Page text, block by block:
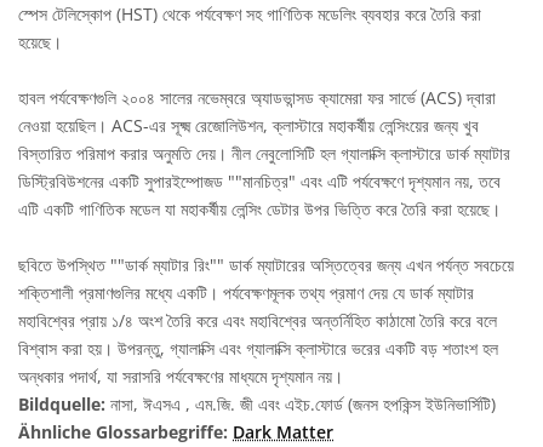
স্পেস টেলিস্কোপ (HST) থেকে পর্যবেক্ষণ সহ গাণিতিক মডেলিং ব্যবহার করে তৈরি করা
হয়েছে।
হাবল পর্যবেক্ষণগুলি ২০০৪ সালের নভেম্বরে অ্যাডভান্সড ক্যামেরা ফর সার্ভে (ACS) দ্বারা
নেওয়া হয়েছিল। ACS-এর সূক্ষ্ম রেজোলিউশন, ক্লাস্টারে মহাকর্ষীয় লেন্সিংয়ের জন্য খুব
বিস্তারিত পরিমাপ করার অনুমতি দেয়। নীল নেবুলোসিটি হল গ্যালাক্সি ক্লাস্টারে ডার্ক ম্যাটার
ডিস্ট্রিবিউশনের একটি সুপারইম্পোজড ""মানচিত্র" এবং এটি পর্যবেক্ষণে দৃশ্যমান নয়, তবে
এটি একটি গাণিতিক মডেল যা মহাকর্ষীয় লেন্সিং ডেটার উপর ভিত্তি করে তৈরি করা হয়েছে।
ছবিতে উপস্থিত ""ডার্ক ম্যাটার রিং"" ডার্ক ম্যাটারের অস্তিত্বের জন্য এখন পর্যন্ত সবচেয়ে
শক্তিশালী প্রমাণগুলির মধ্যে একটি। পর্যবেক্ষণমূলক তথ্য প্রমাণ দেয় যে ডার্ক ম্যাটার
মহাবিশ্বের প্রায় ১/৪ অংশ তৈরি করে এবং মহাবিশ্বের অন্তর্নিহিত কাঠামো তৈরি করে বলে
বিশ্বাস করা হয়। উপরন্তু, গ্যালাক্সি এবং গ্যালাক্সি ক্লাস্টারে ভরের একটি বড় শতাংশ হল
অন্ধকার পদার্থ, যা সরাসরি পর্যবেক্ষণের মাধ্যমে দৃশ্যমান নয়।
Bildquelle: নাসা, ঈএসএ , এম.জি. জী এবং এইচ.ফোর্ড (জনস হপকিন্স ইউনিভার্সিটি)
Ähnliche Glossarbegriffe: Dark Matter